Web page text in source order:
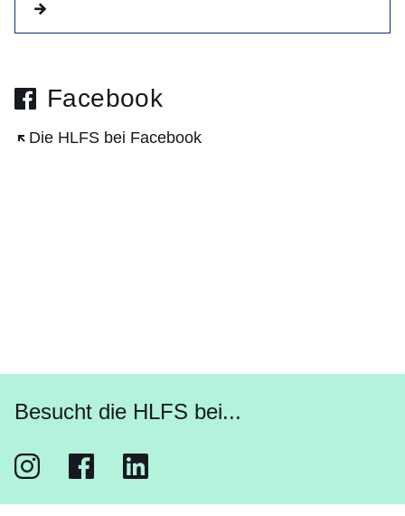
Facebook
Die HLFS bei Facebook
Öffnet sich in einem neuen Fenster
Besucht die HLFS bei...
Instagram
Öffnet sich in einem neuen Fenster
Facebook
Öffnet sich in einem neuen Fenster
LinkedIn
Öffnet sich in einem neuen Fenster